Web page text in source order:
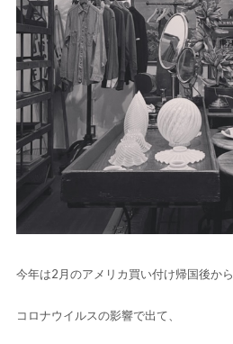
今年は2月のアメリカ買い付け帰国後から
コロナウイルスの影響で出て、